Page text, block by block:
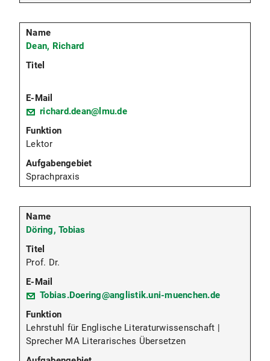
Dean, Richard
richard.dean@lmu.de
Lektor
Sprachpraxis
Döring, Tobias
Prof. Dr.
Tobias.Doering@anglistik.uni-muenchen.de
Lehrstuhl für Englische Literaturwissenschaft |
Sprecher MA Literarisches Übersetzen